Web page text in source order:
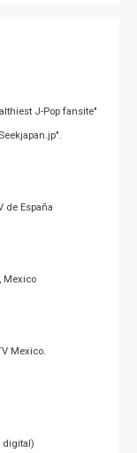
J-Pop fansite"
de España
Mexico
Mexico.
digital)